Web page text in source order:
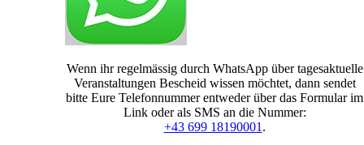
Wenn ihr regelmässig durch WhatsApp über tagesaktuelle
Veranstaltungen Bescheid wissen möchtet, dann sendet
bitte Eure Telefonnummer entweder über das Formular im
Link oder als SMS an die Nummer:
+43 699 18190001 .